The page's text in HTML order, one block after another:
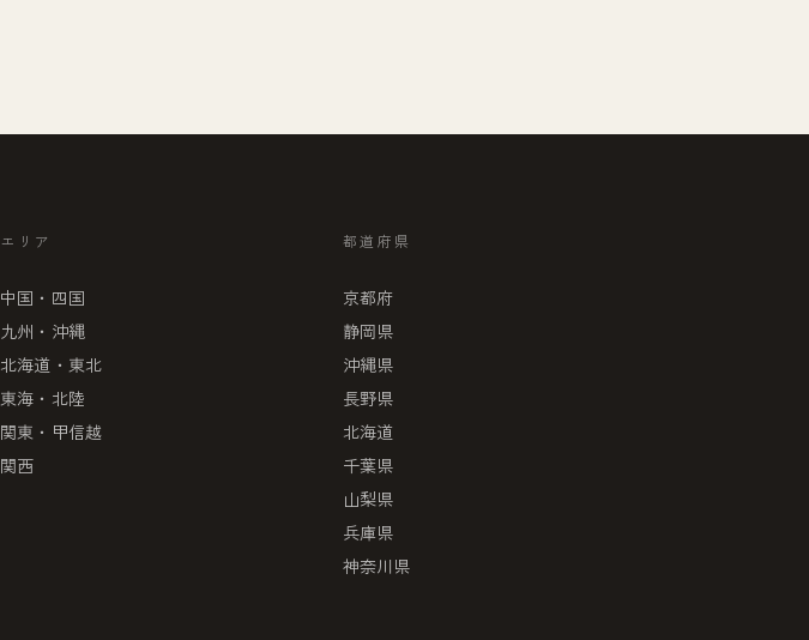
エリア
中国・四国
九州・沖縄
北海道・東北
東海・北陸
関東・甲信越
関西
都道府県
京都府
静岡県
沖縄県
長野県
北海道
千葉県
山梨県
兵庫県
神奈川県